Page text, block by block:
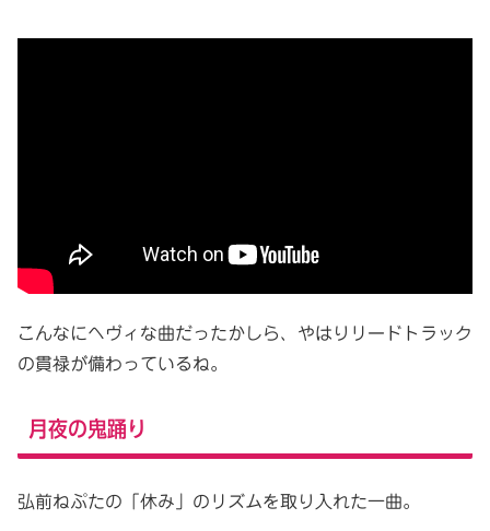
こんなにヘヴィな曲だったかしら、やはりリードトラック
の貫禄が備わっているね。
月夜の鬼踊り
弘前ねぷたの「休み」のリズムを取り入れた一曲。